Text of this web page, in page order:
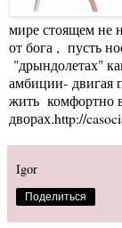
мире стоящем не
от бога , пусть
"дрындолетах"
амбиции- двигая
жить комфортно
дворах.http://
Igor
Поделиться